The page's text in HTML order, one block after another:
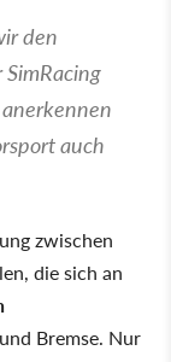
den
auch
zwischen
die sich an
Bremse. Nur